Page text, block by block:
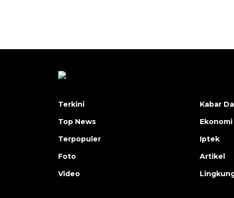
Terkini
Top News
Terpopuler
Foto
Video
Kabar
Ekonomi
Iptek
Artikel